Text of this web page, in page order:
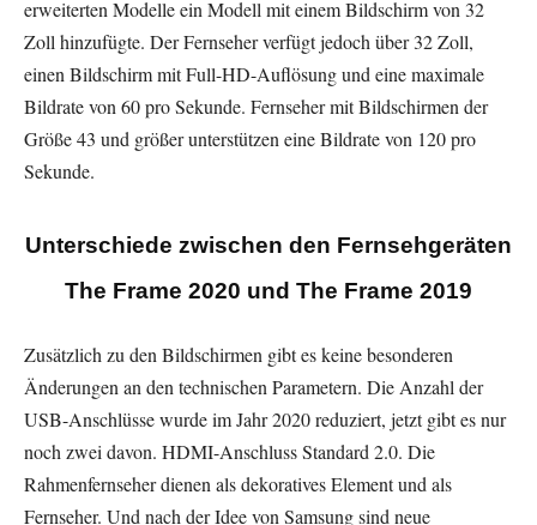
erweiterten Modelle ein Modell mit einem Bildschirm von 32
Zoll hinzufügte. Der Fernseher verfügt jedoch über 32 Zoll,
einen Bildschirm mit Full-HD-Auflösung und eine maximale
Bildrate von 60 pro Sekunde. Fernseher mit Bildschirmen der
Größe 43 und größer unterstützen eine Bildrate von 120 pro
Sekunde.
Unterschiede zwischen den Fernsehgeräten
The Frame 2020 und The Frame 2019
Zusätzlich zu den Bildschirmen gibt es keine besonderen
Änderungen an den technischen Parametern. Die Anzahl der
USB-Anschlüsse wurde im Jahr 2020 reduziert, jetzt gibt es nur
noch zwei davon. HDMI-Anschluss Standard 2.0. Die
Rahmenfernseher dienen als dekoratives Element und als
Fernseher. Und nach der Idee von Samsung sind neue